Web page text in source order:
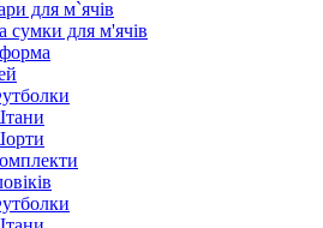
для м`ячів
сумки для м'ячів